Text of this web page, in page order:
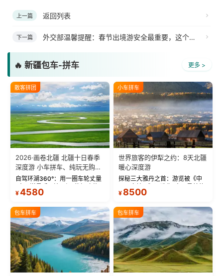
上一篇 返回列表
下一篇 外交部温馨提醒：春节出境游安全最重要，这个电话请牢记
🔥 新疆包车-拼车 更多 >
散客拼团
2026·画卷北疆 北疆十日春季
深度游 小车拼车、纯玩无购
物！
自驾环湖360°：用一圈车轮丈量
蓝。 赛湖旅拍：甄选多款风格服
绝美瞬间。 赛湖坦克300跟车视
频：专业摄影师...
¥4580
小车拼车
世界旅客的伊犁之约：8天北疆
暖心深度游
探秘三大雅丹之首：游览被《中
三大雅丹”第一名的克拉玛依魔鬼
瓦人最大村落——禾木村，欣赏
晨雾与小木...
¥ 8500
包车拼车 包车拼车